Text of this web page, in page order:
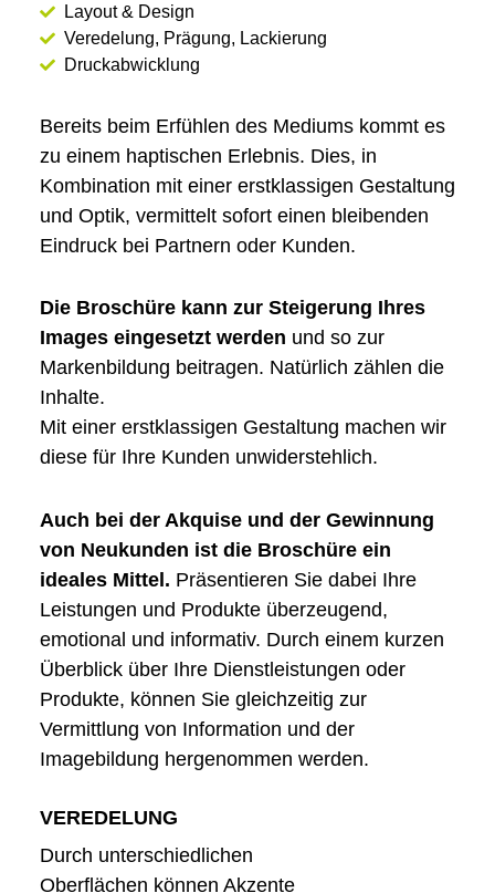
Layout & Design
Veredelung, Prägung, Lackierung
Druckabwicklung
Bereits beim Erfühlen des Mediums kommt es
zu einem haptischen Erlebnis. Dies, in
Kombination mit einer erstklassigen Gestaltung
und Optik, vermittelt sofort einen bleibenden
Eindruck bei Partnern oder Kunden.
Die Broschüre kann zur Steigerung Ihres
Images eingesetzt werden und so zur
Markenbildung beitragen. Natürlich zählen die
Inhalte.
Mit einer erstklassigen Gestaltung machen wir
diese für Ihre Kunden unwiderstehlich.
Auch bei der Akquise und der Gewinnung
von Neukunden ist die Broschüre ein
ideales Mittel. Präsentieren Sie dabei Ihre
Leistungen und Produkte überzeugend,
emotional und informativ. Durch einem kurzen
Überblick über Ihre Dienstleistungen oder
Produkte, können Sie gleichzeitig zur
Vermittlung von Information und der
Imagebildung hergenommen werden.
VEREDELUNG
Durch unterschiedlichen
Oberflächen können Akzente